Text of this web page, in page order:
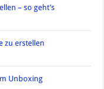
– so geht’s
zu erstellen
Unboxing